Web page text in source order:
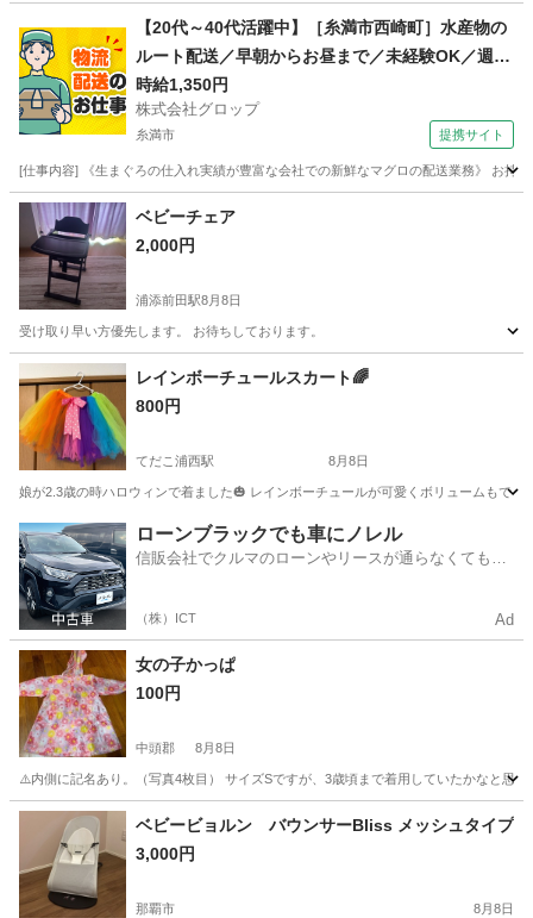
子供用品
【20代～40代活躍中】［糸満市西崎町］水産物の
ルート配送／早朝からお昼まで／未経験OK／週休
2日／時給1,350円＋ガソリン代／正社員登用前提
時給1,350円
株式会社グロップ
糸満市 提携サイト
[仕事内容] 《生まぐろの仕入れ実績が豊富な会社での新鮮なマグロの配送業務》 お持
沖縄 糸満市 ドライバー
ベビーチェア
2,000円
浦添前田駅8月8日
受け取り早い方優先します。 お待ちしております。
沖縄 中頭郡 浦添前田駅 ベビー用品
レインボーチュールスカート🌈
800円
てだこ浦西駅 8月8日
娘が2.3歳の時ハロウィンで着ました🎃 レインボーチュールが可愛くボリュームもでま
沖縄 中頭郡 てだこ浦西駅 キッズ用品 チュールスカート
ローンブラックでも車にノレル
信販会社でクルマのローンやリースが通らなくてもク
（株）ICT Ad
女の子かっぱ
100円
中頭郡 8月8日
⚠️内側に記名あり。（写真4枚目） サイズSですが、3歳頃まで着用していたかなと思
沖縄 中頭郡 キッズ用品 ありません
ベビービョルン バウンサーBliss メッシュタイプ
3,000円
那覇市 8月8日